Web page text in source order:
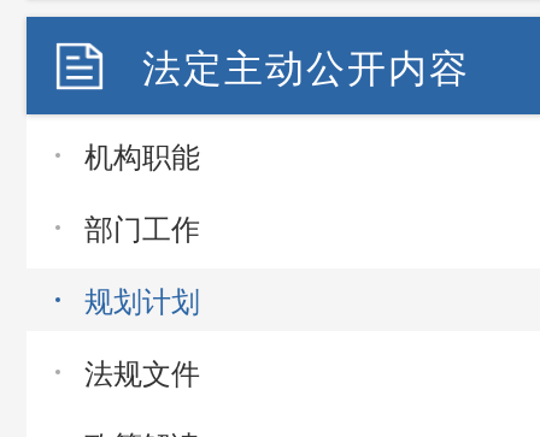
法定主动公开内容
机构职能
部门工作
规划计划
法规文件